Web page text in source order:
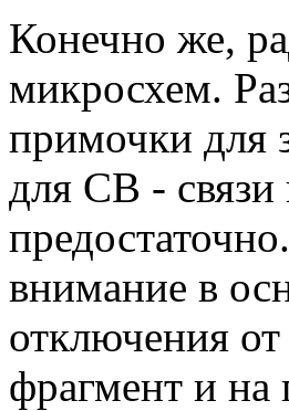
Конечно же,
микросхем.
примочки для
для CB -
внимание в
отключения от
фрагмент и